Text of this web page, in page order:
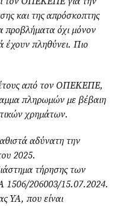
και της απρόσκοπτης
όχι μόνον
πληθύνει. Πιο
από τον ΟΠΕΚΕΠΕ,
πληρωμών με βέβαιη
χρημάτων.
αδύνατη την
2025.
τήρησης των
1506/206003/15.07.2024.
ΥΑ, που είναι